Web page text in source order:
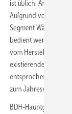
ist üblich. Anfang
Aufgrund von
Segment
bedient werden,
vom Hersteller
existierenden
entsprochen hat.
zum Jahreswechsel
BDH-